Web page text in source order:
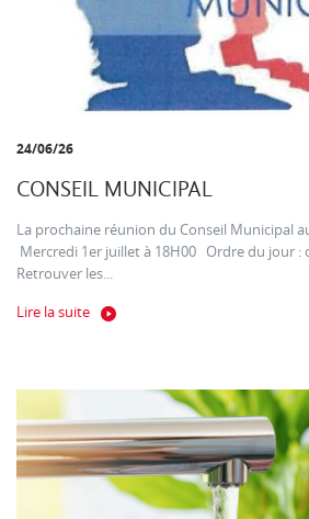
24/06/26
CONSEIL MUNICIPAL
La prochaine réunion du Conseil Municipal
Mercredi 1er juillet à 18H00 Ordre du jour :
Retrouver les...
Lire la suite